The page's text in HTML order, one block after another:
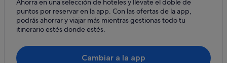
Papara hoteles
Mahaena hoteles
Hoteles de 4 estrellas en Tahití
Ahorra en una selección de hoteles y llévate el doble de
puntos por reservar en la app. Con las ofertas de la app,
podrás ahorrar y viajar más mientras gestionas todo tu
itinerario estés donde estés.
Cambiar a la app